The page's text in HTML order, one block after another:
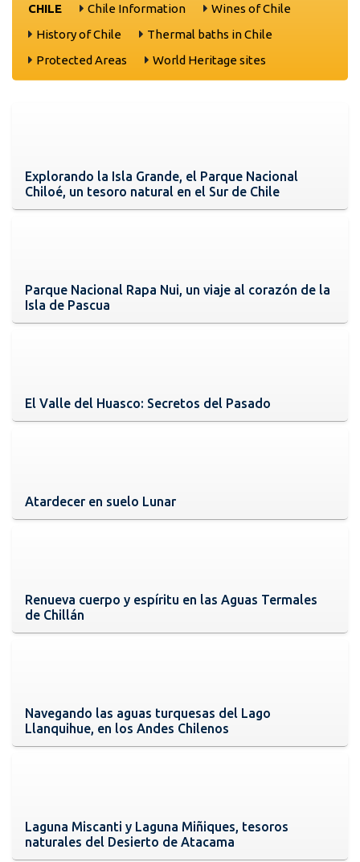
CHILE Chile Information
Wines of Chile
History of Chile
Thermal baths in Chile
Protected Areas
World Heritage sites
Explorando la Isla Grande, el Parque Nacional
Chiloé, un tesoro natural en el Sur de Chile
Parque Nacional Rapa Nui, un viaje al corazón de la
Isla de Pascua
El Valle del Huasco: Secretos del Pasado
Atardecer en suelo Lunar
Renueva cuerpo y espíritu en las Aguas Termales
de Chillán
Navegando las aguas turquesas del Lago
Llanquihue, en los Andes Chilenos
Laguna Miscanti y Laguna Miñiques, tesoros
naturales del Desierto de Atacama